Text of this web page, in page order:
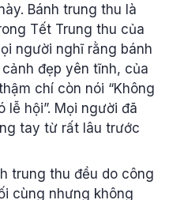
Bánh trung thu là
Tết Trung thu của
người nghĩ rằng bánh
đẹp yên tĩnh, của
chí còn nói “Không
hội”. Mọi người đã
tay từ rất lâu trước
trung thu đều do công
cùng nhưng không